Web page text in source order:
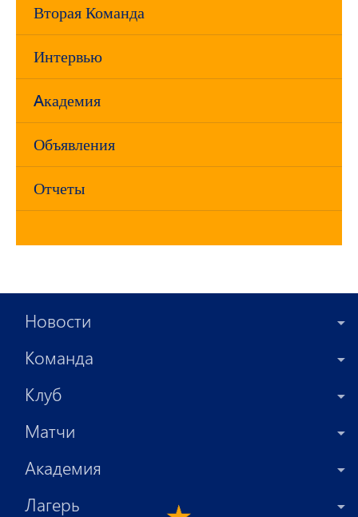
Вторая Команда
Интервью
Aкадемия
Объявления
Отчеты
Новости
Команда
Клуб
Матчи
Академия
Лагерь